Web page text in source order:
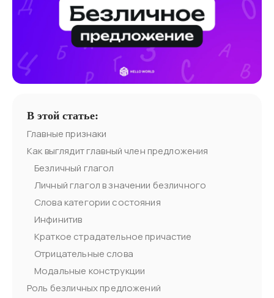
В этой статье:
Главные признаки
Как выглядит главный член предложения
Безличный глагол
Личный глагол в значении безличного
Слова категории состояния
Инфинитив
Краткое страдательное причастие
Отрицательные слова
Модальные конструкции
Роль безличных предложений